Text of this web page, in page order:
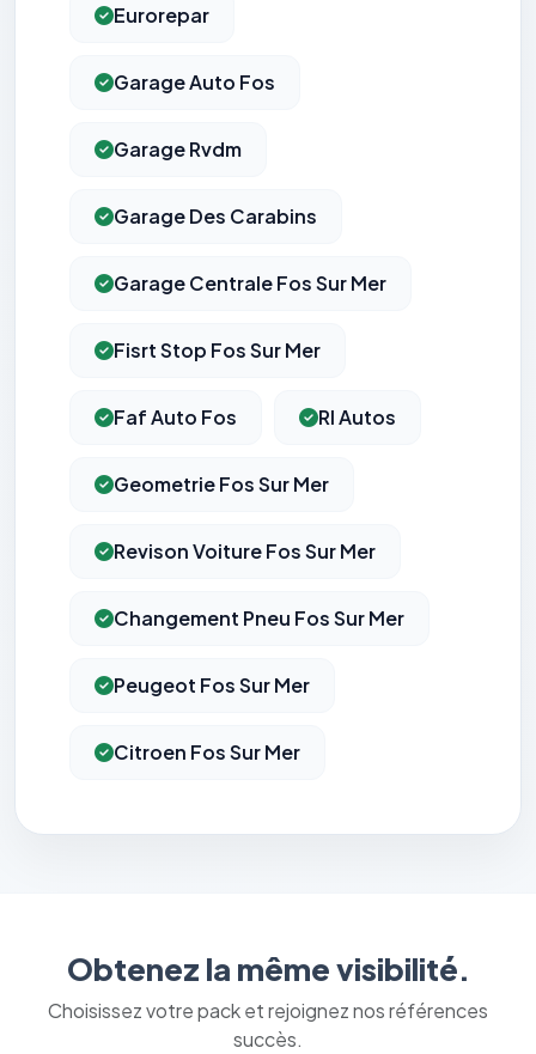
Eurorepar
Garage Auto Fos
Garage Rvdm
Garage Des Carabins
Garage Centrale Fos Sur Mer
Fisrt Stop Fos Sur Mer
Faf Auto Fos Rl Autos
Geometrie Fos Sur Mer
Revison Voiture Fos Sur Mer
Changement Pneu Fos Sur Mer
Peugeot Fos Sur Mer
Citroen Fos Sur Mer
Obtenez la même visibilité.
Choisissez votre pack et rejoignez nos références
succès.